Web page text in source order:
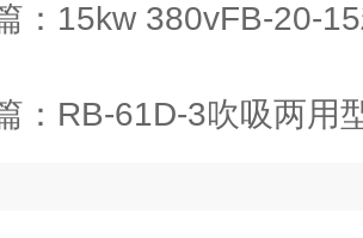
： 15kw 380vFB-20-15粉
： RB-61D-3吹吸两用型配套